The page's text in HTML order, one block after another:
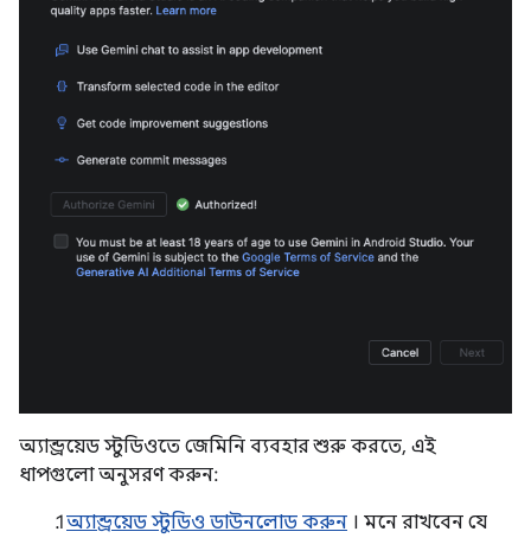
অ্যান্ড্রয়েড স্টুডিওতে জেমিনি ব্যবহার শুরু করতে, এই
ধাপগুলো অনুসরণ করুন:
অ্যান্ড্রয়েড স্টুডিও ডাউনলোড করুন । মনে রাখবেন যে